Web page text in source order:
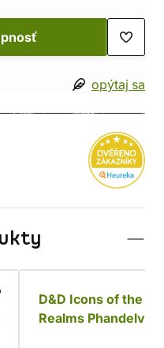
opýtaj sa
D&D Icons of the
Realms Phandelver